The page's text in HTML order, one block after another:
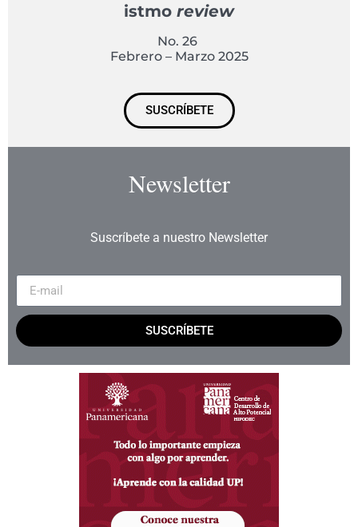
istmo review
No. 26
Febrero – Marzo 2025
SUSCRÍBETE
Newsletter
Suscríbete a nuestro Newsletter
SUSCRÍBETE